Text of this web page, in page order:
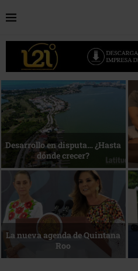
Bottega, un viaje servido a la
mesa
Reconocimiento de viajeros